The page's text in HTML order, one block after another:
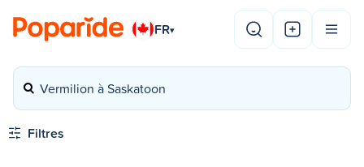
FR▾
Vermilion à Saskatoon
Filtres